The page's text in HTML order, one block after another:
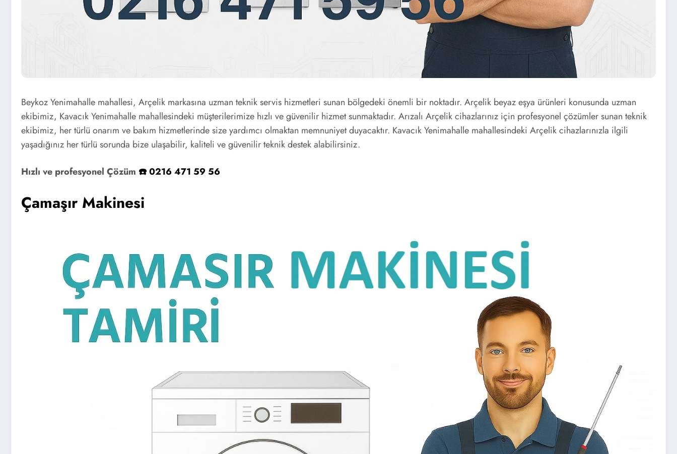
Beykoz Yenimahalle mahallesi, Arçelik markasına uzman teknik servis hizmetleri sunan bölgedeki önemli bir noktadır. Arçelik beyaz eşya ürünleri konusunda uzman
ekibimiz, Kavacık Yenimahalle mahallesindeki müşterilerimize hızlı ve güvenilir hizmet sunmaktadır. Arızalı Arçelik cihazlarınız için profesyonel çözümler sunan teknik
ekibimiz, her türlü onarım ve bakım hizmetlerinde size yardımcı olmaktan memnuniyet duyacaktır. Kavacık Yenimahalle mahallesindeki Arçelik cihazlarınızla ilgili
yaşadığınız her türlü sorunda bize ulaşabilir, kaliteli ve güvenilir teknik destek alabilirsiniz.
Hızlı ve profesyonel Çözüm ☎️ 0216 471 59 56
Çamaşır Makinesi